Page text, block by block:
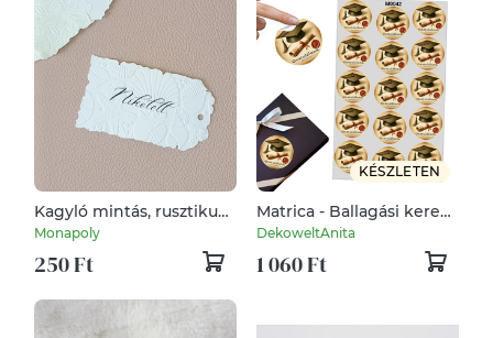
Kagyló mintás, rusztikus
hangulatú esküvői
ültetőkártya, ajándék
címke, felköthető,
Monapoly
250 Ft
KÉSZLETEN
Matrica - Ballagási kerek
matrica - Gratulálunk
DekoweltAnita
1 060 Ft